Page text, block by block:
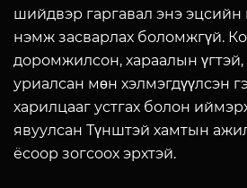
шийдвэр гаргавал энэ
нэмж засварлах боломжгүй.
доромжилсон, хараалын
уриалсан мөн хэлмэгдүүлсэн
харилцааг устгах болон
явуулсан Түнштэй хамтын
ёсоор зогсоох эрхтэй.